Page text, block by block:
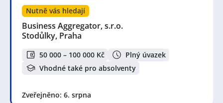
Nutně vás hledají
Business Aggregator, s.r.o.
Stodůlky, Praha
50 000 – 100 000 Kč
Plný úvazek
Vhodné také pro absolventy
Zveřejněno: 6. srpna